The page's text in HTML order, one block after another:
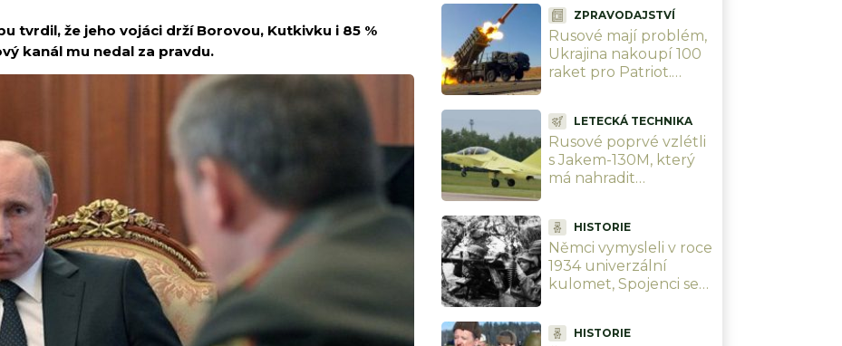
tvrdil, že jeho vojáci drží Borovou, Kutkivku i 85 %
kanál mu nedal za pravdu.
ZPRAVODAJSTVÍ
Rusové mají problém,
Ukrajina nakoupí 100
raket pro Patriot.
LETECKÁ TECHNIKA
Rusové poprvé vzlétli
s Jakem-130M, který
má nahradit
dělají bojový
HISTORIE
Němci vymysleli v roce
1934 univerzální
kulomet, Spojenci se
používá celý svět
HISTORIE